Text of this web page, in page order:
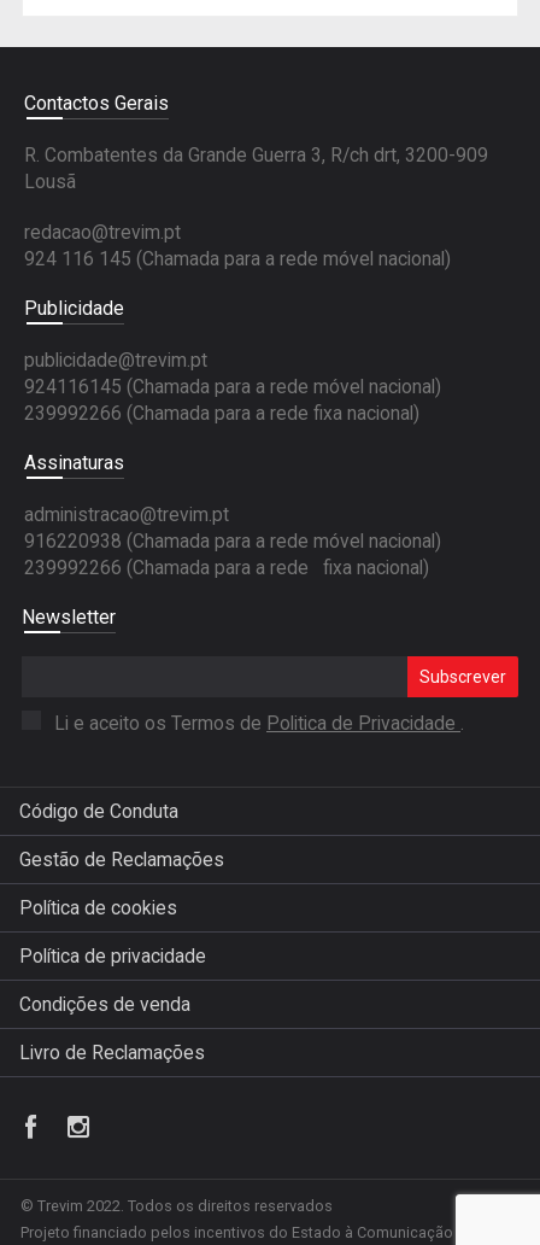
Contactos Gerais
R. Combatentes da Grande Guerra 3, R/ch drt, 3200-909
Lousã
redacao@trevim.pt
924 116 145 (Chamada para a rede móvel nacional)
Publicidade
publicidade@trevim.pt
924116145 (Chamada para a rede móvel nacional)
239992266 (Chamada para a rede fixa nacional)
Assinaturas
administracao@trevim.pt
916220938 (Chamada para a rede móvel nacional)
239992266 (Chamada para a rede fixa nacional)
Newsletter
Subscrever
Li e aceito os Termos de Politica de Privacidade .
Código de Conduta
Gestão de Reclamações
Política de cookies
Política de privacidade
Condições de venda
Livro de Reclamações
© Trevim 2022. Todos os direitos reservados
Projeto financiado pelos incentivos do Estado à Comunicação Social